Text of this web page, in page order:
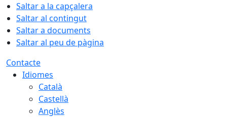
Saltar a la capçalera
Saltar al contingut
Saltar a documents
Saltar al peu de pàgina
Contacte
Idiomes
Català
Castellà
Anglès